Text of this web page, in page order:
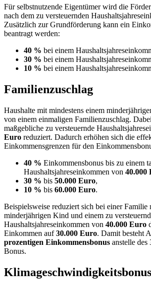
Für selbstnutzende Eigentümer wird die
nach dem zu versteuernden
Zusätzlich zur Grundförderung kann ein
beantragt werden:
40 % bei einem
30 % bei einem
10 % bei einem
Familienzuschlag
Haushalte mit mindestens einem
von einem einmaligen Familienzuschlag.
maßgebliche zu versteuernde
Euro reduziert. Dadurch erhöhen sich die
Einkommensgrenzen für den
40 % Einkommensbonus bis zu einem
Haushaltsjahreseinkommen von 40.000
30 % bis 50.000 Euro,
10 % bis 60.000 Euro.
Beispielsweise reduziert sich bei einer Familie
minderjährigen Kind und einem zu
Haushaltsjahreseinkommen von 40.000 Euro
Einkommen auf30.000 Euro. Damit besteht
prozentigen Einkommensbonus anstelle des
Bonus.
Klimageschwindigkeitsbonus